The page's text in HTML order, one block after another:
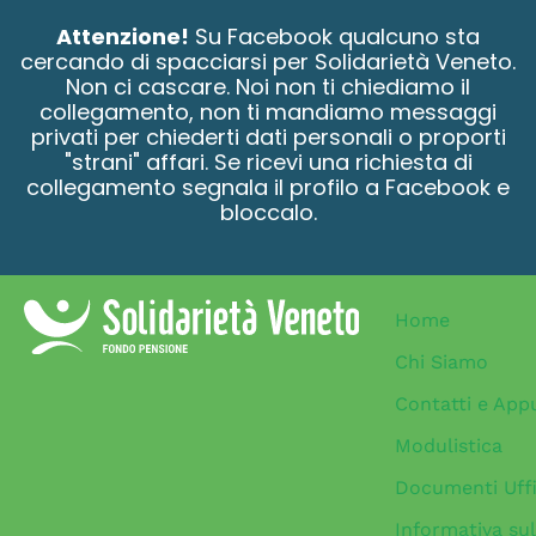
Attenzione! Su Facebook qualcuno sta
cercando di spacciarsi per Solidarietà Veneto.
Non ci cascare. Noi non ti chiediamo il
collegamento, non ti mandiamo messaggi
privati per chiederti dati personali o proporti
"strani" affari. Se ricevi una richiesta di
collegamento segnala il profilo a Facebook e
bloccalo.
Home
Chi Siamo
Contatti e
Modulistica
Documenti
Informativa